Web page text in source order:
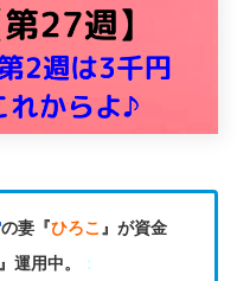
の妻『ひろこ 』が資金
』運用中。
：